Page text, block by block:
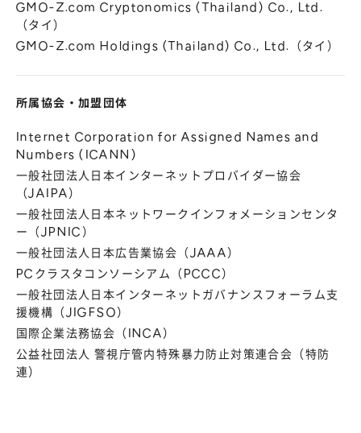
GMO-Z.com Cryptonomics (Thailand) Co., Ltd.
（タイ）
GMO-Z.com Holdings (Thailand) Co., Ltd.（タイ）
所属協会 ・加盟団体
Internet Corporation for Assigned Names and
Numbers (ICANN)
一般社団法人日本インターネットプロバイダー協会
（JAIPA）
一般社団法人日本ネットワークインフォメーションセンタ
ー（JPNIC）
一般社団法人日本広告業協会（JAAA）
PCクラスタコンソーシアム（PCCC）
一般社団法人日本インターネットガバナンスフォーラム支
援機構（JIGFSO）
国際企業法務協会（INCA）
公益社団法人 警視庁管内特殊暴力防止対策連合会（特防
連）